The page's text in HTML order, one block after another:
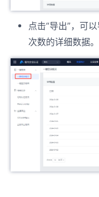
点击“导出”，可
次数的详细数据。